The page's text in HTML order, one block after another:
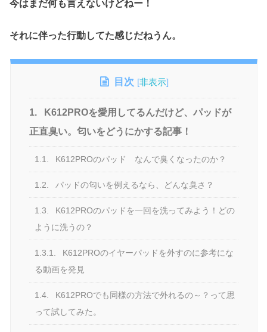
今はまだ何も言えないけどねー！
それに伴った行動してた感じだねうん。
目次 [非表示]
1.
K612PROを愛用してるんだけど、パッドが
正直臭い。匂いをどうにかする記事！
1.1. K612PROのパッド なんで臭くなったのか？
1.2. パッドの匂いを例えるなら、どんな臭さ？
1.3.
K612PROのパッドを一回を洗ってみよう！どの
ように洗うの？
1.3.1.
K612PROのイヤーパッドを外すのに参考にな
る動画を発見
1.4.
K612PROでも同様の方法で外れるの～？って思
って試してみた。